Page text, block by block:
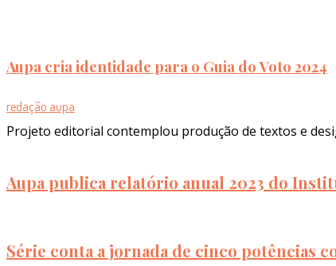
Aupa cria identidade para o Guia do Voto 2024
redação aupa
Projeto editorial contemplou produção de textos e
Aupa publica relatório anual 2023 do
Série conta a jornada de cinco potências